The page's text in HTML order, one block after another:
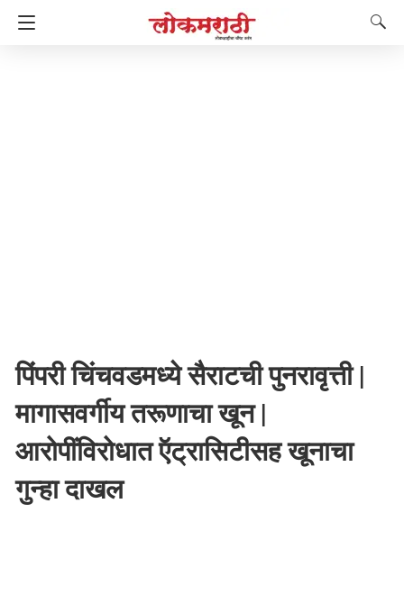
पिंपरी चिंचवडमध्ये सैराटची पुनरावृत्ती |
मागासवर्गीय तरूणाचा खून |
आरोपींविरोधात ऍट्रासिटीसह खूनाचा
गुन्हा दाखल